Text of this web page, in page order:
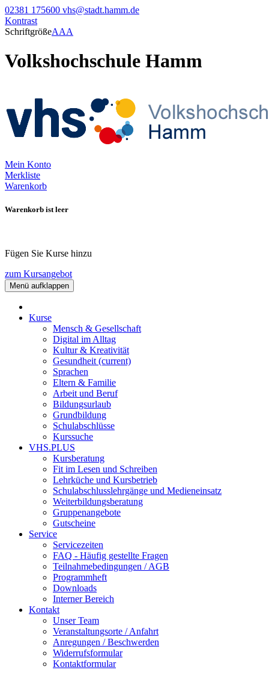
02381 175600 vhs@stadt.hamm.de
Kontrast
SchriftgrößeAAA
Volkshochschule Hamm
Mein Konto
Merkliste
Warenkorb
Warenkorb ist leer
Fügen Sie Kurse hinzu
zum Kursangebot
Menü aufklappen
Kurse
Mensch & Gesellschaft
Digital im Alltag
Kultur & Kreativität
Gesundheit (current)
Sprachen
Eltern & Familie
Arbeit und Beruf
Bildungsurlaub
Grundbildung
Schulabschlüsse
Kurssuche
VHS.PLUS
Kursberatung
Fit im Lesen und Schreiben
Lehrküche und Kursbetrieb
Schulabschlusslehrgänge und Medieneinsatz
Weiterbildungsberatung
Gruppenangebote
Gutscheine
Service
Servicezeiten
FAQ - Häufig gestellte Fragen
Teilnahmebedingungen / AGB
Programmheft
Downloads
Interner Bereich
Kontakt
Unser Team
Veranstaltungsorte / Anfahrt
Anregungen / Beschwerden
Widerrufsformular
Kontaktformular